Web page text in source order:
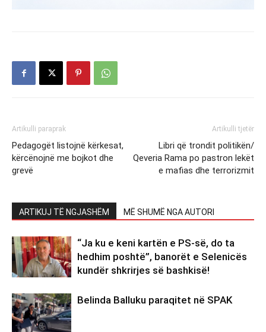
Artikulli paraprak
Pedagogët listojnë kërkesat,
kërcënojnë me bojkot dhe
grevë
Artikulli tjetër
Libri që trondit politikën/
Qeveria Rama po pastron lekët
e mafias dhe terrorizmit
ARTIKUJ TË NGJASHËM MË SHUMË NGA AUTORI
“Ja ku e keni kartën e PS-së, do ta
hedhim poshtë”, banorët e Selenicës
kundër shkrirjes së bashkisë!
Belinda Balluku paraqitet në SPAK